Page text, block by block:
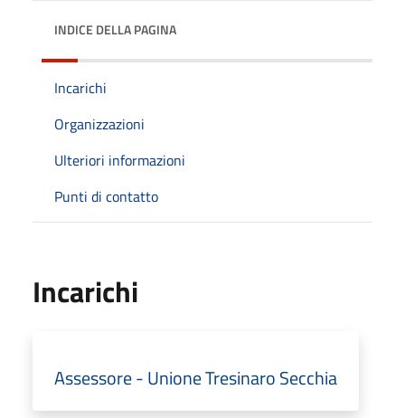
INDICE DELLA PAGINA
Incarichi
Organizzazioni
Ulteriori informazioni
Punti di contatto
Incarichi
Assessore - Unione Tresinaro Secchia